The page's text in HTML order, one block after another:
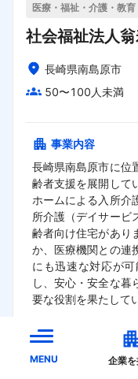
MENU 企業
医療・福祉・介護・教
社会福祉法人
長崎県南島原市
50〜100人未満
事業内容
長崎県南島原市に位
齢者支援を展開して
ホームによる入所介
所介護（デイサービ
齢者向け住宅があり
か、医療機関との連
にも迅速な対応が
し、安心・安全な暮
要な役割を果たして